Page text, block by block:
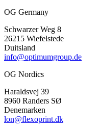
OG Germany
Schwarzer Weg 8
26215 Wiefelstede
Duitsland
info@optimumgroup.de
OG Nordics
Haraldsvej 39
8960 Randers SØ
Denemarken
lon@flexoprint.dk